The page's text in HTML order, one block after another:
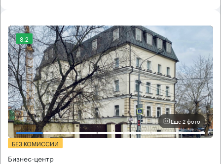
8.2
Еще 2 фото
БЕЗ КОМИССИИ
Бизнес-центр